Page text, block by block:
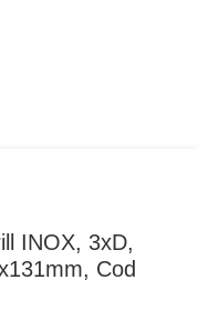
INOX, 3xD,
Cod